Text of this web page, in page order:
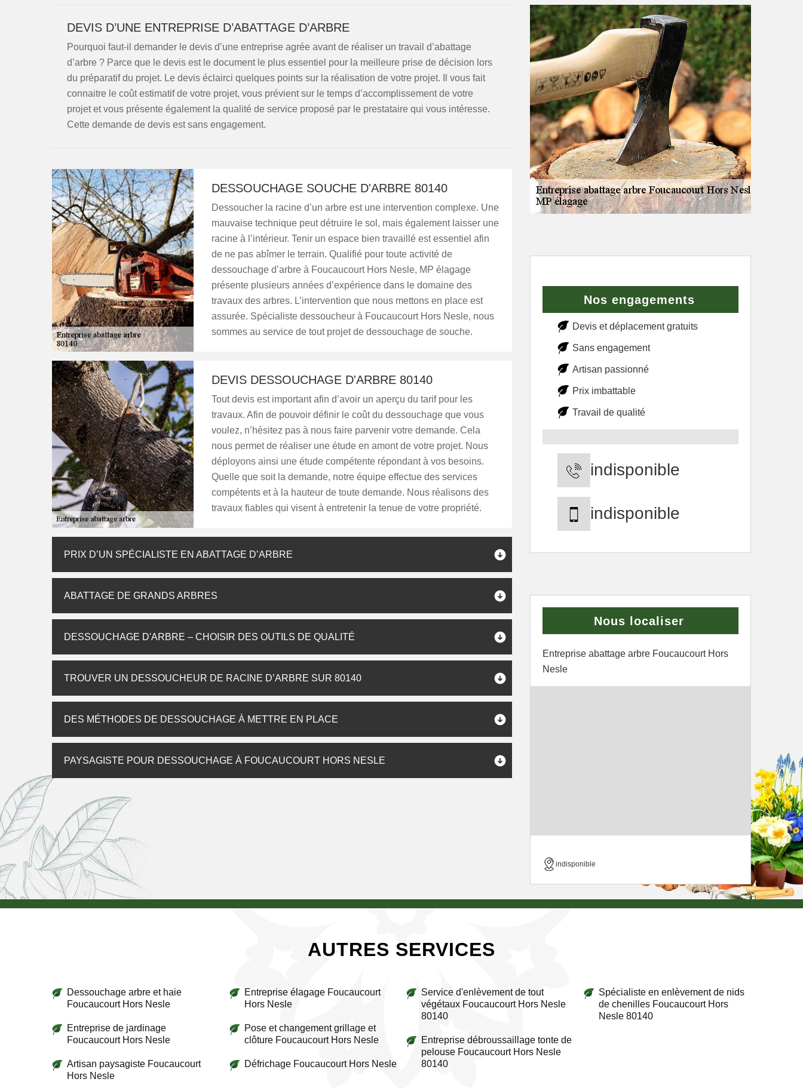
DEVIS D’UNE ENTREPRISE D’ABATTAGE D’ARBRE
Pourquoi faut-il demander le devis d’une entreprise agrée avant de réaliser un travail d’abattage
d’arbre ? Parce que le devis est le document le plus essentiel pour la meilleure prise de décision lors
du préparatif du projet. Le devis éclairci quelques points sur la réalisation de votre projet. Il vous fait
connaitre le coût estimatif de votre projet, vous prévient sur le temps d’accomplissement de votre
projet et vous présente également la qualité de service proposé par le prestataire qui vous intéresse.
Cette demande de devis est sans engagement.
DESSOUCHAGE SOUCHE D'ARBRE 80140
Dessoucher la racine d’un arbre est une intervention complexe. Une
mauvaise technique peut détruire le sol, mais également laisser une
racine à l’intérieur. Tenir un espace bien travaillé est essentiel afin
de ne pas abîmer le terrain. Qualifié pour toute activité de
dessouchage d’arbre à Foucaucourt Hors Nesle, MP élagage
présente plusieurs années d’expérience dans le domaine des
travaux des arbres. L’intervention que nous mettons en place est
assurée. Spécialiste dessoucheur à Foucaucourt Hors Nesle, nous
sommes au service de tout projet de dessouchage de souche.
DEVIS DESSOUCHAGE D'ARBRE 80140
Tout devis est important afin d’avoir un aperçu du tarif pour les
travaux. Afin de pouvoir définir le coût du dessouchage que vous
voulez, n’hésitez pas à nous faire parvenir votre demande. Cela
nous permet de réaliser une étude en amont de votre projet. Nous
déployons ainsi une étude compétente répondant à vos besoins.
Quelle que soit la demande, notre équipe effectue des services
compétents et à la hauteur de toute demande. Nous réalisons des
travaux fiables qui visent à entretenir la tenue de votre propriété.
PRIX D’UN SPÉCIALISTE EN ABATTAGE D’ARBRE
ABATTAGE DE GRANDS ARBRES
DESSOUCHAGE D'ARBRE – CHOISIR DES OUTILS DE QUALITÉ
TROUVER UN DESSOUCHEUR DE RACINE D’ARBRE SUR 80140
DES MÉTHODES DE DESSOUCHAGE À METTRE EN PLACE
PAYSAGISTE POUR DESSOUCHAGE À FOUCAUCOURT HORS NESLE
Nos engagements
Devis et déplacement gratuits
Sans engagement
Artisan passionné
Prix imbattable
Travail de qualité
indisponible
indisponible
Nous localiser
Entreprise abattage arbre Foucaucourt Hors
Nesle
indisponible
AUTRES SERVICES
Dessouchage arbre et haie
Foucaucourt Hors Nesle
Entreprise de jardinage
Foucaucourt Hors Nesle
Artisan paysagiste Foucaucourt
Hors Nesle
Entreprise élagage Foucaucourt
Hors Nesle
Pose et changement grillage et
clôture Foucaucourt Hors Nesle
Défrichage Foucaucourt Hors Nesle
Service d'enlèvement de tout
végétaux Foucaucourt Hors Nesle
80140
Entreprise débroussaillage tonte de
pelouse Foucaucourt Hors Nesle
80140
Spécialiste en enlèvement de nids
de chenilles Foucaucourt Hors
Nesle 80140